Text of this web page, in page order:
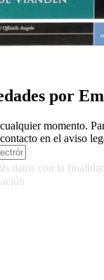
por
momento.
en el aviso
datos con la